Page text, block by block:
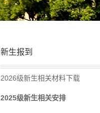
新生报到
2026级新生相关材料下载
2025级新生相关安排